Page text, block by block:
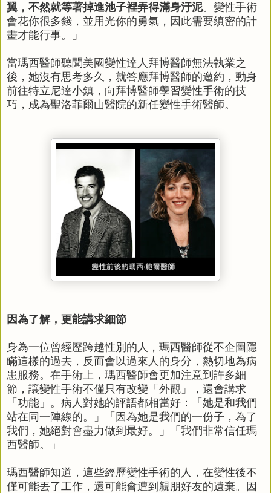
翼，不然就等著掉進池子裡弄得滿身汙泥。變性手術
會花你很多錢，並用光你的勇氣，因此需要縝密的計
畫才能行事。」
當瑪西醫師聽聞美國變性達人拜博醫師無法執業之
後，她沒有思考多久，就答應拜博醫師的邀約，動身
前往特立尼達小鎮，向拜博醫師學習變性手術的技
巧，成為聖洛菲爾山醫院的新任變性手術醫師。
因為了解，更能講求細節
身為一位曾經歷跨越性別的人，瑪西醫師從不企圖隱
瞞這樣的過去，反而會以過來人的身分，熱切地為病
患服務。在手術上，瑪西醫師會更加注意到許多細
節，讓變性手術不僅只有改變「外觀」，還會講求
「功能」。病人對她的評語都相當好：「她是和我們
站在同一陣線的。」「因為她是我們的一份子，為了
我們，她絕對會盡力做到最好。」「我們非常信任瑪
西醫師。」
瑪西醫師知道，這些經歷變性手術的人，在變性後不
僅可能丟了工作，還可能會遭到親朋好友的遺棄。因